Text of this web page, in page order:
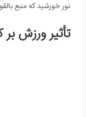
نور خورشید که منبع
تأثیر ورزش بر